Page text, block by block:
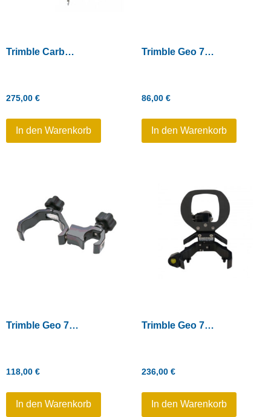
Trimble Carbon-Monostab (1,3 m)
275,00 €
In den Warenkorb
Trimble Geo 7 Serie – 5/8″-11 zum Quick Release Adapter
86,00 €
In den Warenkorb
Trimble Geo 7 Serie – Halterung
118,00 €
In den Warenkorb
Trimble Geo 7 Serie – Monostabhalterung
236,00 €
In den Warenkorb